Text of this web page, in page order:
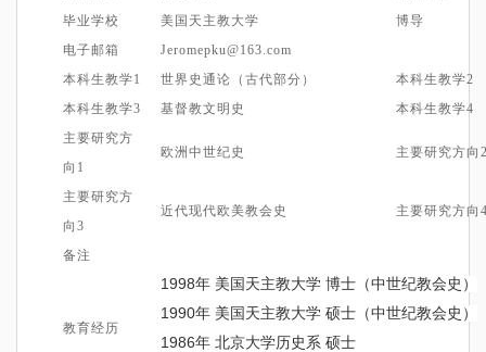
毕业学校
美国天主教大学
博导
电子邮箱
Jeromepku@163.com
本科生教学1
世界史通论 （古代部分） 本科生教学2
本科生教学3 基督教文明史 本科生教学4
主要研究方
向 1
欧洲中世纪史 主要研究方向
主要研究方
向3
近代现代欧美教会史 主要研究方向
备注
教育经历
1998年 美国天主教大学 博士 （中世纪教会史）
1990年 美国天主教大学 硕士 （中世纪教会史）
1986年 北京大学历史系 硕士